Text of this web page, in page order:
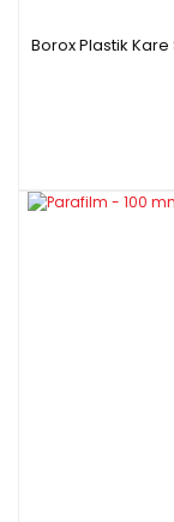
Borox Plastik Kare